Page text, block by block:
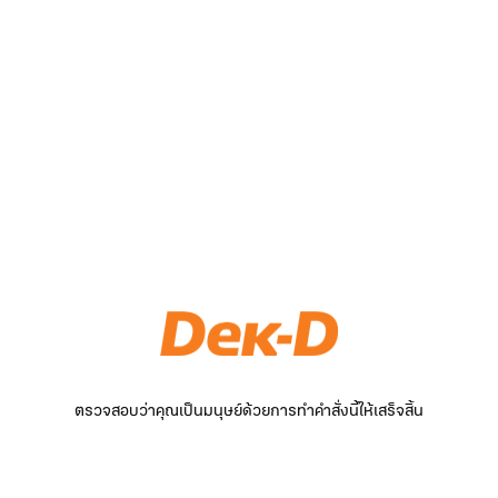
ตรวจสอบว่าคุณเป็นมนุษย์ด้วยการทำคำสั่งนี้ให้เสร็จสิ้น